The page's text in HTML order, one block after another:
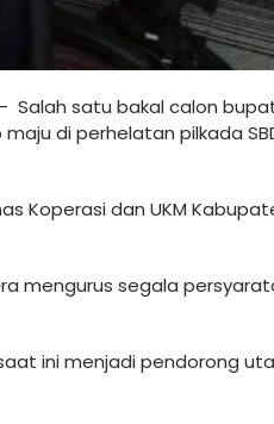
Salah satu bakal calon
di perhelatan pilkada
Koperasi dan UKM
mengurus segala
ini menjadi pendorong